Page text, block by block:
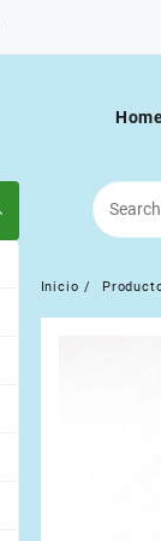
Inicio